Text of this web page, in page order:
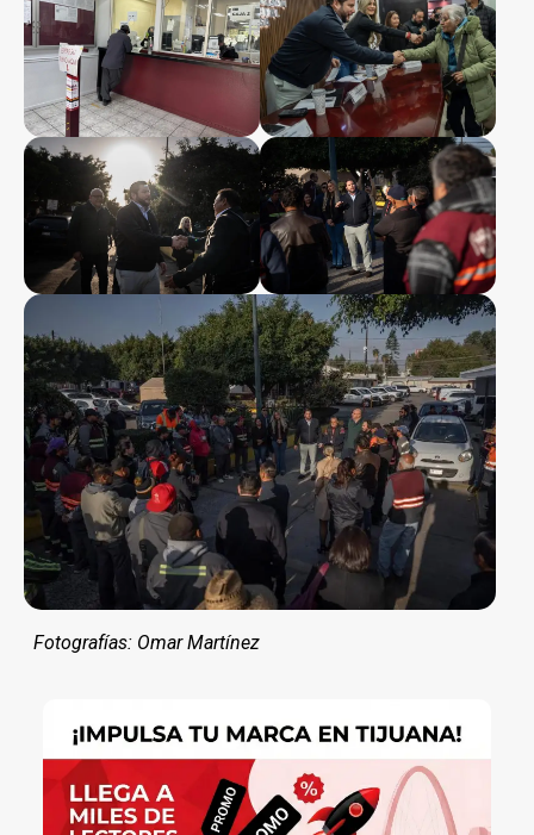
Fotografías: Omar Martínez